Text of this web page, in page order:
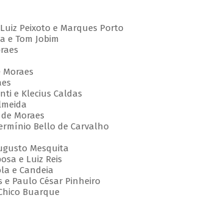
Peixoto e Marques Porto
e Tom Jobim
Moraes
e Klecius Caldas
Moraes
Bello de Carvalho
Mesquita
e Luiz Reis
e Candeia
e Paulo César Pinheiro
Buarque